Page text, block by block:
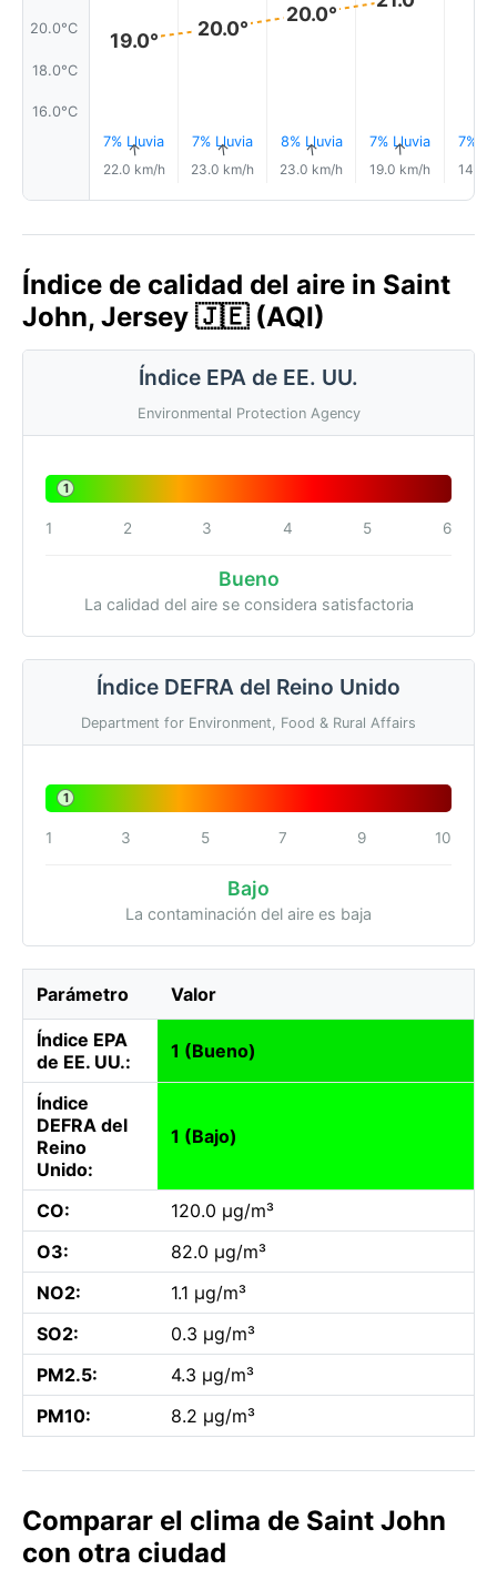
20.0°C
18.0°C
16.0°C
19.0°
7% Lluvia
↑
22.0 km/h
20.0°
7% Lluvia
↑
23.0 km/h
20.0°
8% Lluvia
↑
23.0 km/h
7% Lluvia
↑
19.0 km/h
7%
14.0
Índice de calidad del aire in Saint
John, Jersey 🇯🇪 (AQI)
Índice EPA de EE. UU.
Environmental Protection Agency
1
1 2 3 4 5 6
Bueno
La calidad del aire se considera satisfactoria
Índice DEFRA del Reino Unido
Department for Environment, Food & Rural Affairs
1
1 3 5 7 9 10
Bajo
La contaminación del aire es baja
Parámetro Valor
Índice EPA
de EE. UU.:
1 (Bueno)
Índice
DEFRA del
Reino
Unido:
1 (Bajo)
CO:
120.0 µg/m³
O3:
82.0 µg/m³
NO2:
1.1 µg/m³
SO2:
0.3 µg/m³
PM2.5:
4.3 µg/m³
PM10:
8.2 µg/m³
Comparar el clima de Saint John
con otra ciudad